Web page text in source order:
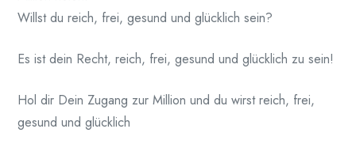
Willst du reich, frei, gesund und glücklich sein?
Es ist dein Recht, reich, frei, gesund und glücklich zu sein!
Hol dir Dein Zugang zur Million und du wirst reich, frei,
gesund und glücklich